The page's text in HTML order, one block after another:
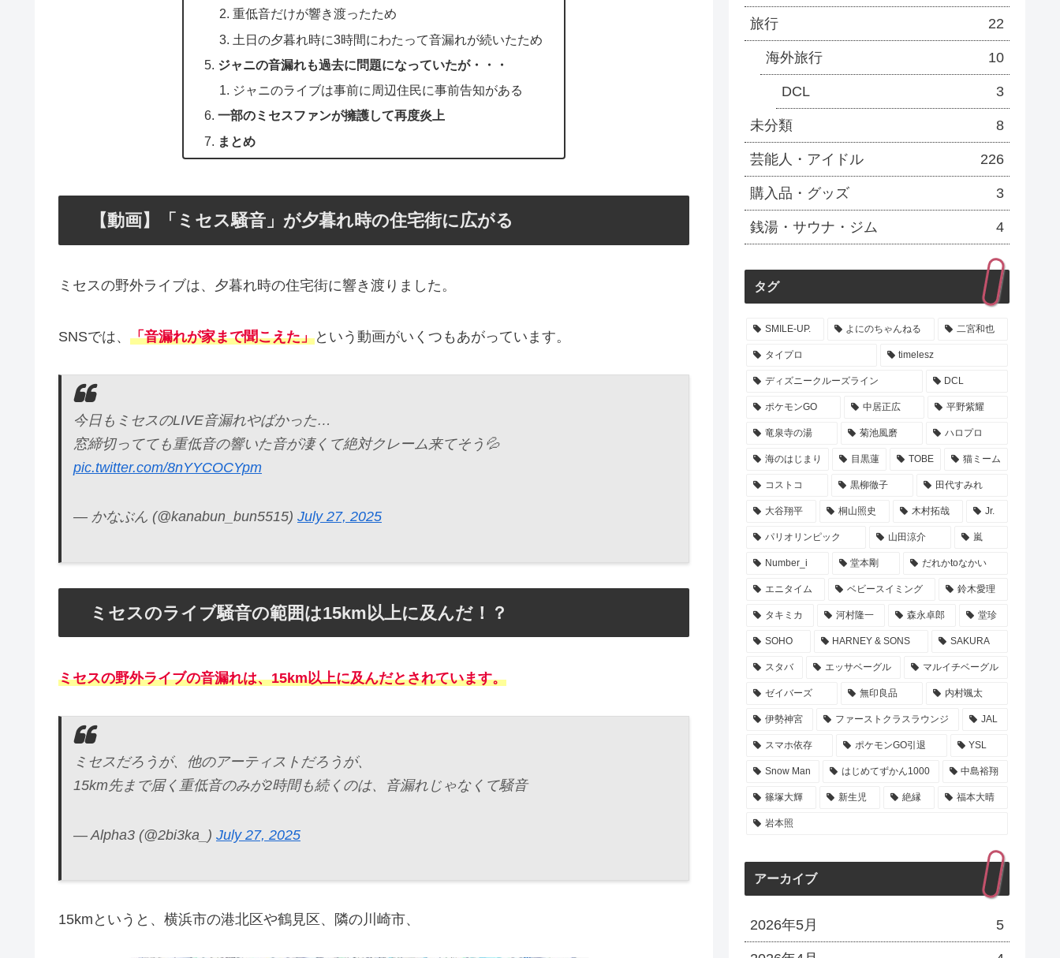
重低音だけが響き渡ったため
土日の夕暮れ時に3時間にわたって音漏れが続いたため
ジャニの音漏れも過去に問題になっていたが・・・
ジャニのライブは事前に周辺住民に事前告知がある
一部のミセスファンが擁護して再度炎上
まとめ
【動画】「ミセス騒音」が夕暮れ時の住宅街に広がる
ミセスの野外ライブは、夕暮れ時の住宅街に響き渡りました。
SNSでは、 「音漏れが家まで聞こえた」という動画がいくつもあがっています。
今日もミセスのLIVE音漏れやばかった…
窓締切ってても重低音の響いた音が凄くて絶対クレーム来てそう💦
pic.twitter.com/8nYYCOCYpm
— かなぶん (@kanabun_bun5515) July 27, 2025
ミセスのライブ騒音の範囲は15km以上に及んだ！？
ミセスの野外ライブの音漏れは、15km以上に及んだとされています。
ミセスだろうが、他のアーティストだろうが、
15km先まで届く重低音のみが2時間も続くのは、音漏れじゃなくて騒音
— Alpha3 (@2bi3ka_) July 27, 2025
15kmというと、横浜市の港北区や鶴見区、隣の川崎市、
旅行 22
海外旅行 10
DCL 3
未分類 8
芸能人・アイドル 226
購入品・グッズ 3
銭湯・サウナ・ジム 4
タグ
SMILE-UP. よにのちゃんねる 二宮和也
タイプロ timelesz
ディズニークルーズライン DCL
ポケモンGO 中居正広 平野紫耀
竜泉寺の湯 菊池風磨 ハロプロ
海のはじまり 目黒蓮 TOBE 猫ミーム
コストコ 黒柳徹子 田代すみれ
大谷翔平 桐山照史 木村拓哉 Jr.
パリオリンピック 山田涼介 嵐
Number_i 堂本剛 だれかtoなかい
エニタイム ベビースイミング 鈴木愛理
タキミカ 河村隆一 森永卓郎 堂珍
SOHO HARNEY & SONS SAKURA
スタバ エッサベーグル マルイチベーグル
ゼイバーズ 無印良品 内村颯太
伊勢神宮 ファーストクラスラウンジ JAL
スマホ依存 ポケモンGO引退 YSL
Snow Man はじめてずかん1000 中島裕翔
篠塚大輝 新生児 絶縁 福本大晴
岩本照
アーカイブ
2026年5月 5